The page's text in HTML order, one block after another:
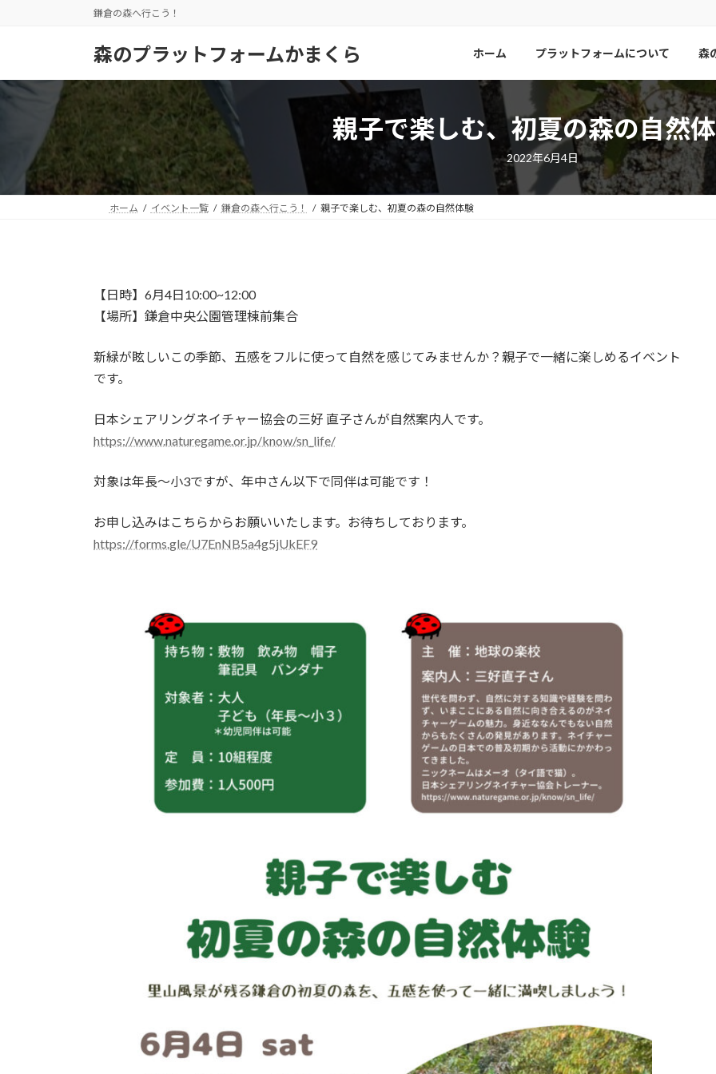
ツ
シ
鎌倉の森へ行こう！
森のプラットフォームかまくら ホーム プラットフォームについて 森
親子で楽しむ、初夏の森の自然
2022年6月4日
ホーム イベント一覧 鎌倉の森へ行こう！ 親子で楽しむ、初夏の森の自然体験
【日時】6月4日10:00~12:00
【場所】鎌倉中央公園管理棟前集合
新緑が眩しいこの季節、五感をフルに使って自然を感じてみませんか？親子で一緒に楽しめるイベント
です。
日本シェアリングネイチャー協会の三好 直子さんが自然案内人です。
https://www.naturegame.or.jp/know/sn_life/
対象は年長〜小3ですが、年中さん以下で同伴は可能です！
お申し込みはこちらからお願いいたします。お待ちしております。
https://forms.gle/U7EnNB5a4g5jUkEF9